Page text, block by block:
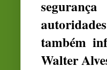
também
Walter